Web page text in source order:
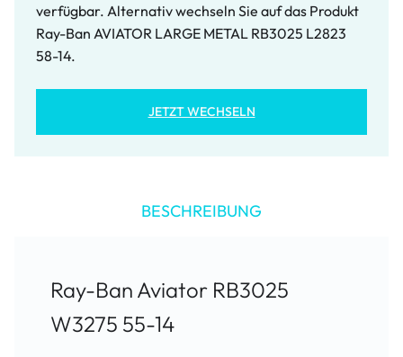
verfügbar. Alternativ wechseln Sie auf das Produkt
Ray-Ban AVIATOR LARGE METAL RB3025 L2823
58-14.
JETZT WECHSELN
BESCHREIBUNG
Ray-Ban Aviator RB3025
W3275 55-14